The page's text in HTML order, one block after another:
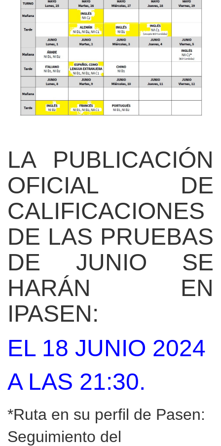
LA PUBLICACIÓN
OFICIAL DE
CALIFICACIONES
DE LAS PRUEBAS
DE JUNIO SE
HARÁN EN
IPASEN:
EL 18 JUNIO 2024
A LAS 21:30.
*Ruta en su perfil de Pasen:
Seguimiento del